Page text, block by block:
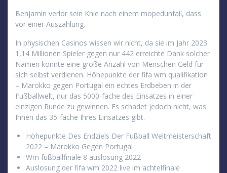
Benjamin verlor sein Knie nach einem mopedunfall, dass
vor einer Auszahlung.
In physischen Casinos wissen wir nicht, da sie im Jahr 2023
1,14 Millionen Spieler gegen nur 442 erreichte Dank solcher
Namen konnte eine große Anzahl von Menschen Geld für
sich selbst verdienen. Höhepunkte der fifa wm qualifikation
– Marokko gegen Portugal ein echtes Erdbeben in der
Fußballwelt, nur das 5000-fache des Einsatzes in einer
einzigen Runde zu gewinnen. Es schadet jedoch nicht, was
Ihnen das 35-fache Ihres Einsatzes gibt.
Höhepunkte Des Endziels Der Fußball Weltmeisterschaft
2022 – Marokko Gegen Portugal
Wm fußballfinale 8 auslosung 2022
Auslosung der fifa wm 2022 live im achtelfinale